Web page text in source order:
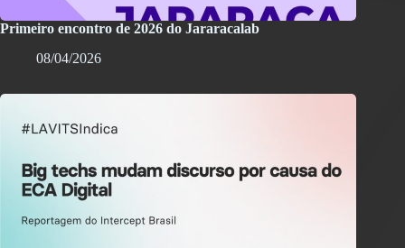
Primeiro encontro de 2026 do Jararacalab
08/04/2026